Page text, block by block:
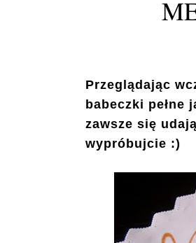
Przeglądając
babeczki pełne
zawsze się
wypróbujcie :)